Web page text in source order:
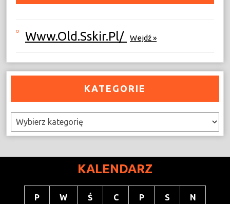
Www.old.sskir.pl/ Wejdź »
KATEGORIE
Kategorie
KALENDARZ
P W Ś C P S N